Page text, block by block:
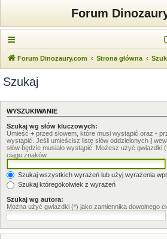
Forum
Forum Dinozaury.com Strona główna
Szukaj
WYSZUKIWANIE
Szukaj wg słów kluczowych:
Umieść + przed słowem, które musi wystąpić oraz -
wystąpić. Jeśli umieścisz listę słów oddzielonych |
słów będzie musiało wystąpić. Możesz użyć gwiazdki
ciągu znaków.
Szukaj wszystkich wyrażeń lub użyj wyrażenia
Szukaj któregokolwiek z wyrażeń
Szukaj wg autora:
Można użyć gwiazdki (*) jako zamiennika dowolnego